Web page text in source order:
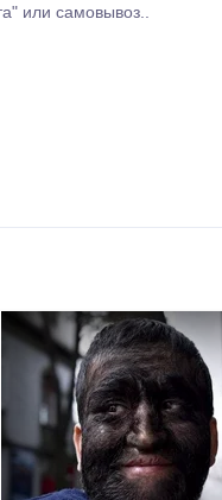
Двухтомник 1959 год. Хорошее состояние. Торг. Доставка "Новая почта", "Укрпочта" или самовывоз..